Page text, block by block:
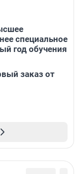
специальное
год обучения
заказ от